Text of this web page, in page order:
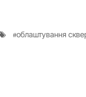
облаштування